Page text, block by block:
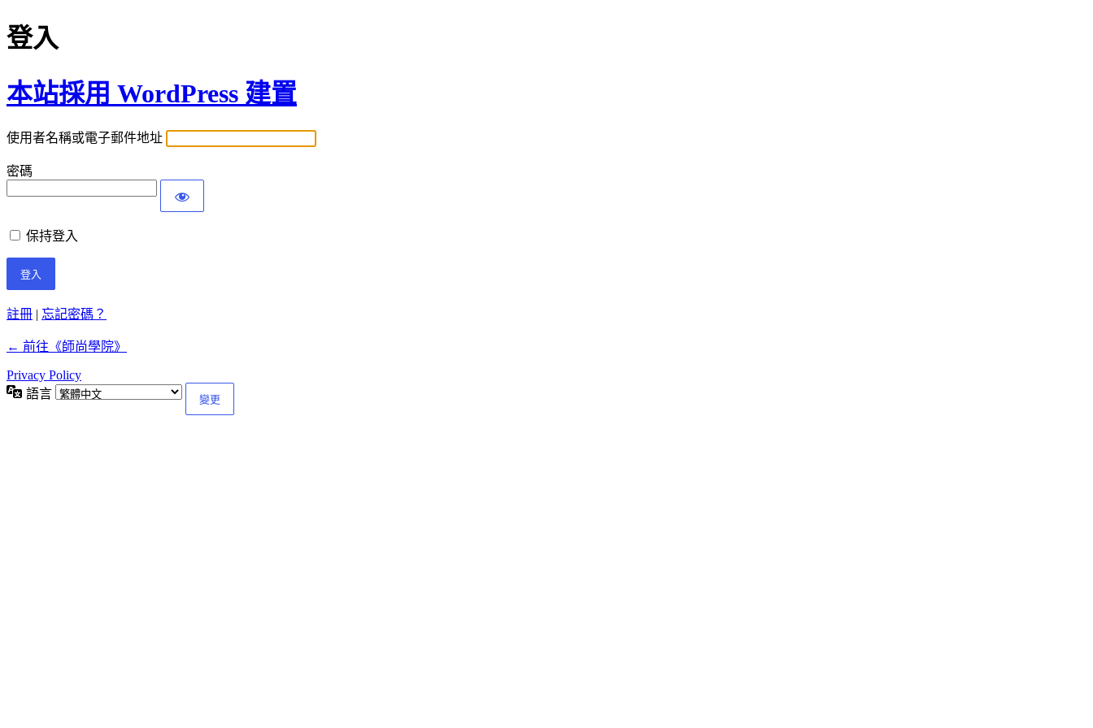
登入
本站採用 WordPress 建置
使用者名稱或電子郵件地址
密碼
保持登入
註冊 | 忘記密碼？
← 前往《師尚學院》
Privacy Policy
語言